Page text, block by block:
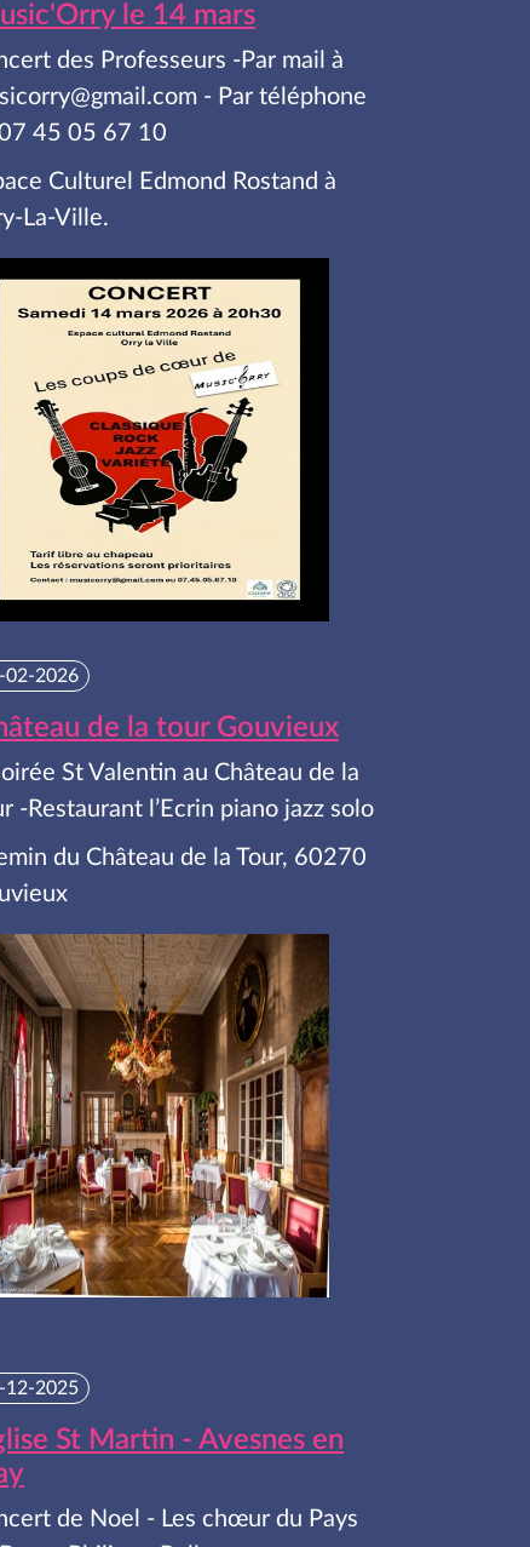
le 14 mars
des Professeurs -Par mail à
- Par téléphone
45 05 67 10
Culturel Edmond Rostand à
La-Ville.
02-2026
de la tour Gouvieux
St Valentin au Château de la
-Restaurant l’Ecrin piano jazz solo
du Château de la Tour, 60270
12-2025
St Martin - Avesnes en
de Noel - Les chœur du Pays